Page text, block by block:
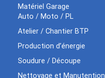
Matériel Garage
Auto / Moto / PL
Atelier / Chantier BTP
Production d’énergie
Soudure / Découpe
Nettoyage et Manutention